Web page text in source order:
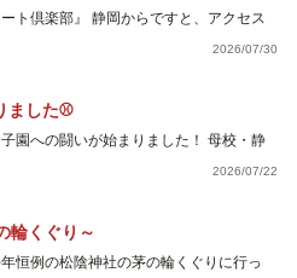
ート倶楽部』 静岡からですと、アクセス
2026/07/30
ました⚾
園への闘いが始まりました！ 母校・静
2026/07/22
くぐり～
恒例の松陰神社の茅の輪くぐりに行っ